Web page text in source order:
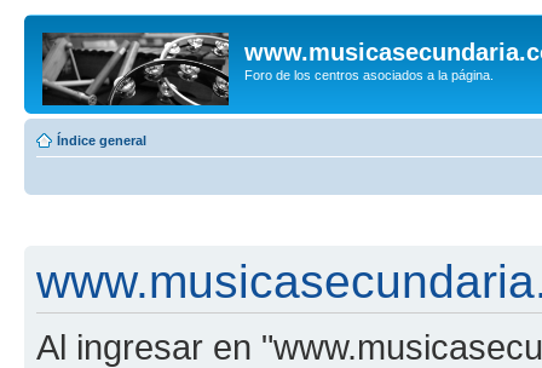
Foro de los centros asociados a la página.
Índice general
Al ingresar en